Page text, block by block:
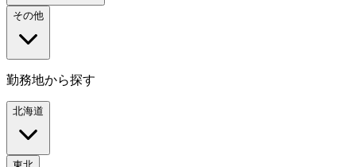
その他
勤務地から探す
北海道